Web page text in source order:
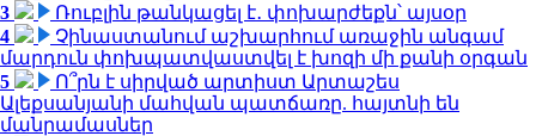
3
Ռուբլին թանկացել է․ փոխարժեքն՝ այսօր
4
Չինաստանում աշխարհում առաջին անգամ
մարդուն փոխպատվաստվել է խոզի մի քանի օրգան
5
Ո՞րն է սիրված արտիստ Արտաշես
Ալեքսանյանի մահվան պատճառը. հայտնի են
մանրամասներ